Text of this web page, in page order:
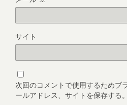
サイト
次回のコメントで使用するためブ
ールアドレス、サイトを保存する。